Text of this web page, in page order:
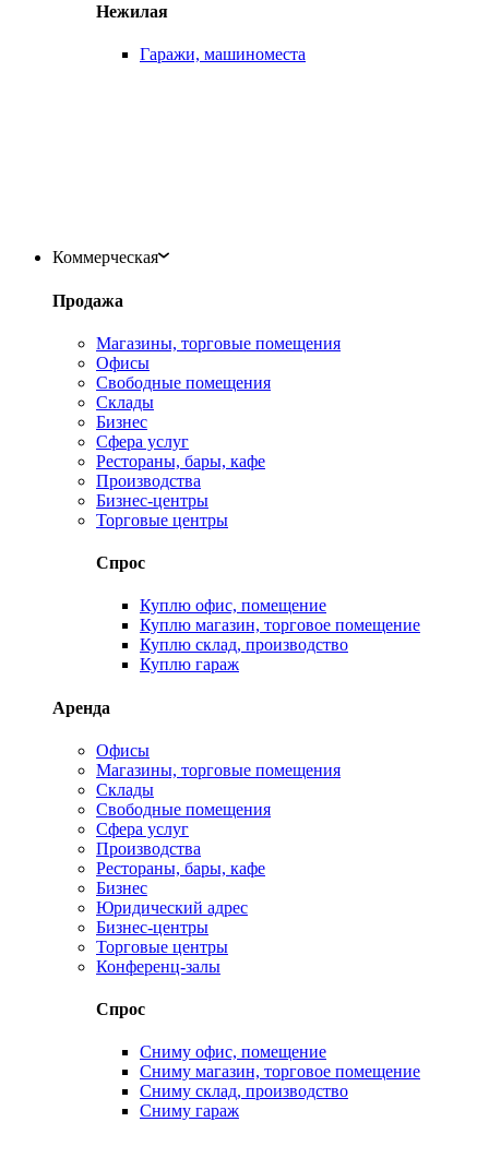
Нежилая
Гаражи, машиноместа
Коммерческая
Продажа
Магазины, торговые помещения
Офисы
Свободные помещения
Склады
Бизнес
Сфера услуг
Рестораны, бары, кафе
Производства
Бизнес-центры
Торговые центры
Спрос
Куплю офис, помещение
Куплю магазин, торговое помещение
Куплю склад, производство
Куплю гараж
Аренда
Офисы
Магазины, торговые помещения
Склады
Свободные помещения
Сфера услуг
Производства
Рестораны, бары, кафе
Бизнес
Юридический адрес
Бизнес-центры
Торговые центры
Конференц-залы
Спрос
Сниму офис, помещение
Сниму магазин, торговое помещение
Сниму склад, производство
Сниму гараж